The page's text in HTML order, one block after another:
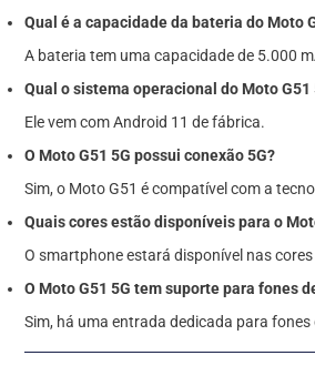
Qual é a capacidade da bateria do Moto
A bateria tem uma capacidade de 5.000
Qual o sistema operacional do Moto G51
Ele vem com Android 11 de fábrica.
O Moto G51 5G possui conexão 5G?
Sim, o Moto G51 é compatível com a
Quais cores estão disponíveis para o
O smartphone estará disponível nas
O Moto G51 5G tem suporte para fones
Sim, há uma entrada dedicada para fones